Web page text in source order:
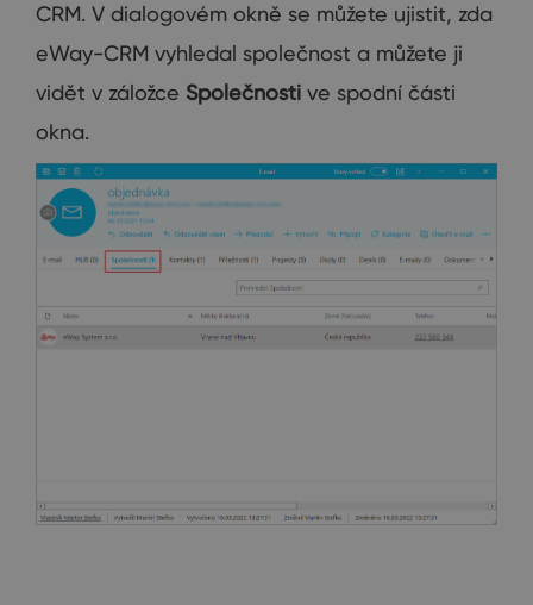
CRM. V dialogovém okně se můžete ujistit, zda
eWay-CRM vyhledal společnost a můžete ji
vidět v záložce Společnosti ve spodní části
okna.